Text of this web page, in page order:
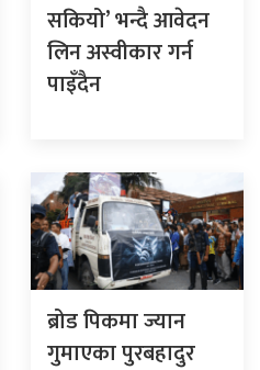
सकियो’ भन्दै आवेदन
लिन अस्वीकार गर्न
पाइँदैन
ब्रोड पिकमा ज्यान
गुमाएका पुरबहादुर